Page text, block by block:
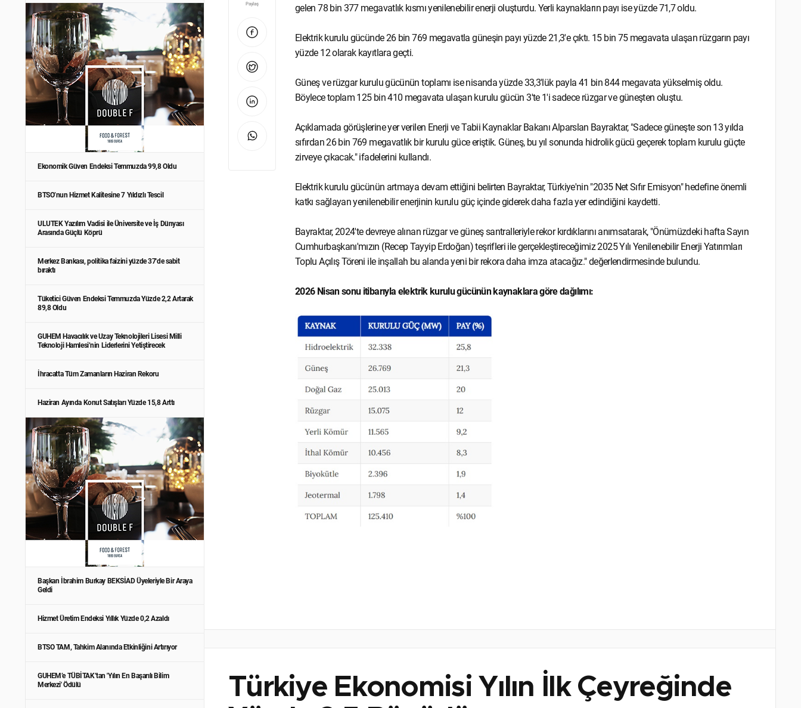
Ekonomik Güven Endeksi Temmuzda 99,8 Oldu
BTSO’nun Hizmet Kalitesine 7 Yıldızlı Tescil
ULUTEK Yazılım Vadisi ile Üniversite ve İş Dünyası
Arasında Güçlü Köprü
Merkez Bankası, politika faizini yüzde 37'de sabit
bıraktı
Tüketici Güven Endeksi Temmuzda Yüzde 2,2 Artarak
89,8 Oldu
GUHEM Havacılık ve Uzay Teknolojileri Lisesi Milli
Teknoloji Hamlesi’nin Liderlerini Yetiştirecek
İhracatta Tüm Zamanların Haziran Rekoru
Haziran Ayında Konut Satışları Yüzde 15,8 Arttı
Başkan İbrahim Burkay BEKSİAD Üyeleriyle Bir Araya
Geldi
Hizmet Üretim Endeksi Yıllık Yüzde 0,2 Azaldı
BTSO TAM, Tahkim Alanında Etkinliğini Artırıyor
GUHEM’e TÜBİTAK’tan 'Yılın En Başarılı Bilim
Merkezi' Ödülü
Paylaş
gelen 78 bin 377 megavatlık kısmı yenilenebilir enerji oluşturdu. Yerli kaynakların payı ise yüzde 71,7 oldu.
Elektrik kurulu gücünde 26 bin 769 megavatla güneşin payı yüzde 21,3'e çıktı. 15 bin 75 megavata ulaşan rüzgarın payı
yüzde 12 olarak kayıtlara geçti.
Güneş ve rüzgar kurulu gücünün toplamı ise nisanda yüzde 33,3'lük payla 41 bin 844 megavata yükselmiş oldu.
Böylece toplam 125 bin 410 megavata ulaşan kurulu gücün 3'te 1'i sadece rüzgar ve güneşten oluştu.
Açıklamada görüşlerine yer verilen Enerji ve Tabii Kaynaklar Bakanı Alparslan Bayraktar, "Sadece güneşte son 13 yılda
sıfırdan 26 bin 769 megavatlık bir kurulu güce eriştik. Güneş, bu yıl sonunda hidrolik gücü geçerek toplam kurulu güçte
zirveye çıkacak." ifadelerini kullandı.
Elektrik kurulu gücünün artmaya devam ettiğini belirten Bayraktar, Türkiye'nin "2035 Net Sıfır Emisyon" hedefine önemli
katkı sağlayan yenilenebilir enerjinin kurulu güç içinde giderek daha fazla yer edindiğini kaydetti.
Bayraktar, 2024'te devreye alınan rüzgar ve güneş santralleriyle rekor kırdıklarını anımsatarak, "Önümüzdeki hafta Sayın
Cumhurbaşkanı'mızın (Recep Tayyip Erdoğan) teşrifleri ile gerçekleştireceğimiz 2025 Yılı Yenilenebilir Enerji Yatırımları
Toplu Açılış Töreni ile inşallah bu alanda yeni bir rekora daha imza atacağız." değerlendirmesinde bulundu.
2026 Nisan sonu itibarıyla elektrik kurulu gücünün kaynaklara göre dağılımı:
Türkiye Ekonomisi Yılın İlk Çeyreğinde